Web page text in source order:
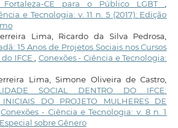
CE para o Público LGBT
e Tecnologia: v. 11 n. 5 (2017): Edição
Lima, Ricardo da Silva Pedrosa,
15 Anos de Projetos Sociais nos Cursos
IFCE
Conexões - Ciência e Tecnologia:
Lima, Simone Oliveira de Castro,
SOCIAL DENTRO DO IFCE:
INICIAIS DO PROJETO MULHERES DE
,Conexões - Ciência e Tecnologia: v. 8 n. 1
sobre Gênero